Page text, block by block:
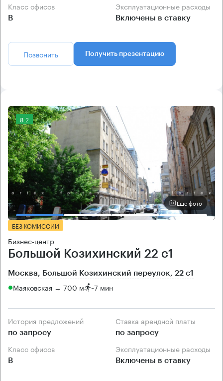
Класс офисов
B
Эксплуатационные расходы
Включены в ставку
Позвонить Получить презентацию
8.2
Еще фото
БЕЗ КОМИССИИ
Бизнес-центр
Большой Козихинский 22 с1
Москва, Большой Козихинский переулок, 22 с1
Маяковская → 700 м ~7 мин
История предложений
по запросу
Ставка арендной платы
по запросу
Класс офисов
B
Эксплуатационные расходы
Включены в ставку